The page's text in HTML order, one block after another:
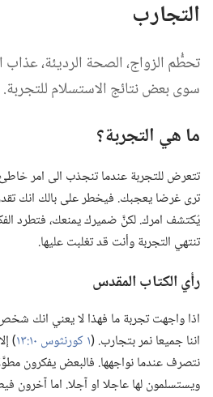
التجارب
تحطُّم الزواج،‏ الصحة الرديئة،‏
سوى بعض نتائج الاستسلام
ما هي التجربة؟‏
تتعرض للتجربة عندما تنجذب الى امر
ترى غرضا يعجبك.‏ فيخطر على بالك انك
يُكتشف امرك.‏ لكنَّ ضميرك يمنعك،‏ فتطرد
تنتهي التجربة وأنت قد تغلبت عليها.‏
رأي الكتاب المقدس
اذا واجهت تجربة ما فهذا لا يعني انك
اننا جميعا نمر بتجارب.‏ (‏١ كورنثوس ١٠:‏١٣
‏)‏
نتصرف عندما نواجهها.‏ فالبعض يفكرون
ويستسلمون لها عاجلا او آجلا.‏ اما آخرون